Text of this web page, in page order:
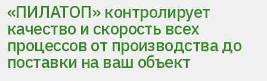
«ПИЛАТОП» контролирует
качество и скорость всех
процессовот производства до
поставки на ваш объект